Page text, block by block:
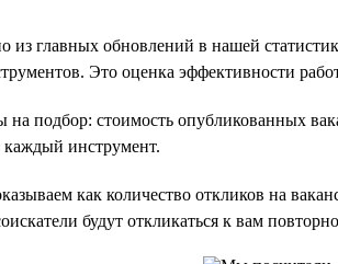
из главных обновлений в нашей
Это оценка эффективности
на подбор: стоимость опубликованных
каждый инструмент.
как количество откликов на
будут откликаться к вам